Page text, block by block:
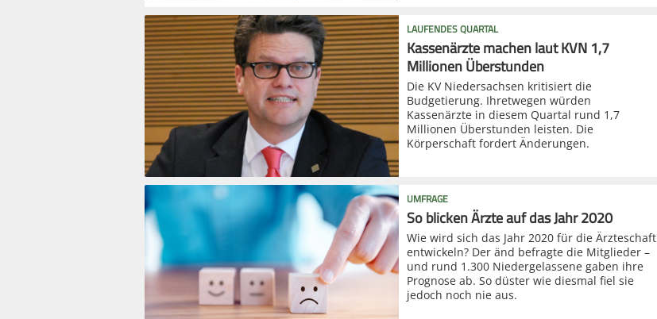
LAUFENDES QUARTAL
Kassenärzte machen laut KVN 1,7
Millionen Überstunden
Die KV Niedersachsen kritisiert die
Budgetierung. Ihretwegen würden
Kassenärzte in diesem Quartal rund 1,7
Millionen Überstunden leisten. Die
Körperschaft fordert Änderungen.
UMFRAGE
So blicken Ärzte auf das Jahr 2020
Wie wird sich das Jahr 2020 für die Ärzteschaft
entwickeln? Der änd befragte die Mitglieder –
und rund 1.300 Niedergelassene gaben ihre
Prognose ab. So düster wie diesmal fiel sie
jedoch noch nie aus.